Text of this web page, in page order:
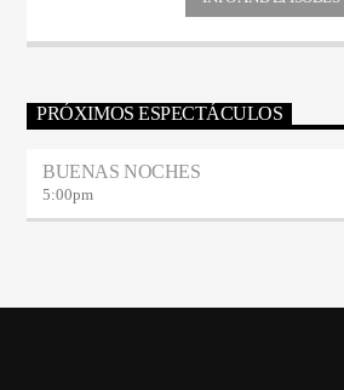
PRÓXIMOS ESPECTÁCULOS
BUENAS NOCHES
5:00pm